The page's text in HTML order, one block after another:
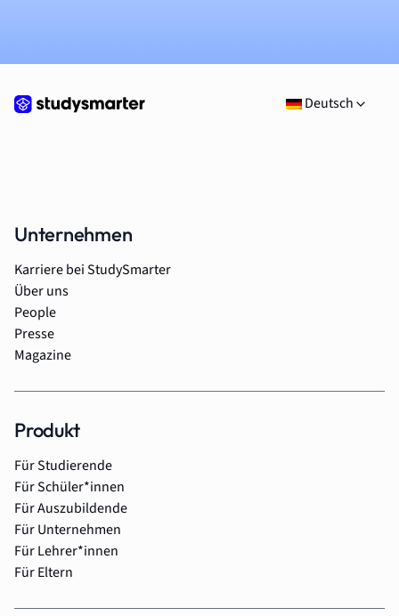
Deutsch
Unternehmen
Karriere bei StudySmarter
Über uns
People
Presse
Magazine
Produkt
Für Studierende
Für Schüler*innen
Für Auszubildende
Für Unternehmen
Für Lehrer*innen
Für Eltern